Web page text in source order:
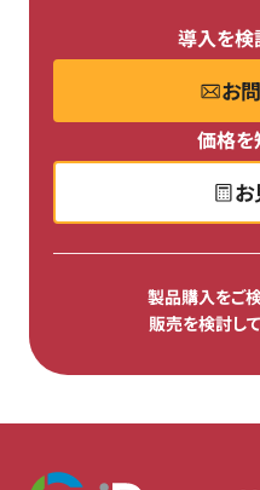
価格を
お
導入を検
お
製品購入をご
販売を検討し